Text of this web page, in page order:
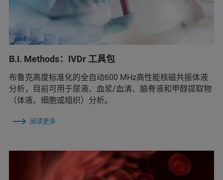
B.I. Methods：IVDr 工具包
布鲁克高度标准化的全自动600 MHz高性能核磁共振体液
分析，目前可用于尿液、血浆/血清、脑脊液和甲醇提取物
（体液、细胞或组织）分析。
阅读更多